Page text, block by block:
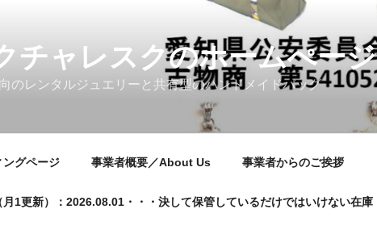
チャレスクのホームぺージ
のレンタルジュエリーと共有型のハンドメイドバッグ
ングページ 事業者概要／About Us 事業者からのご挨拶
月1更新）：2026.08.01・・・決して保管しているだけではいけない在庫